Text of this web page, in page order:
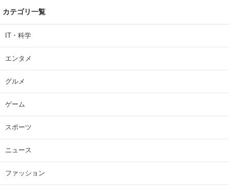
カテゴリ一覧
IT・科学
エンタメ
グルメ
ゲーム
スポーツ
ニュース
ファッション